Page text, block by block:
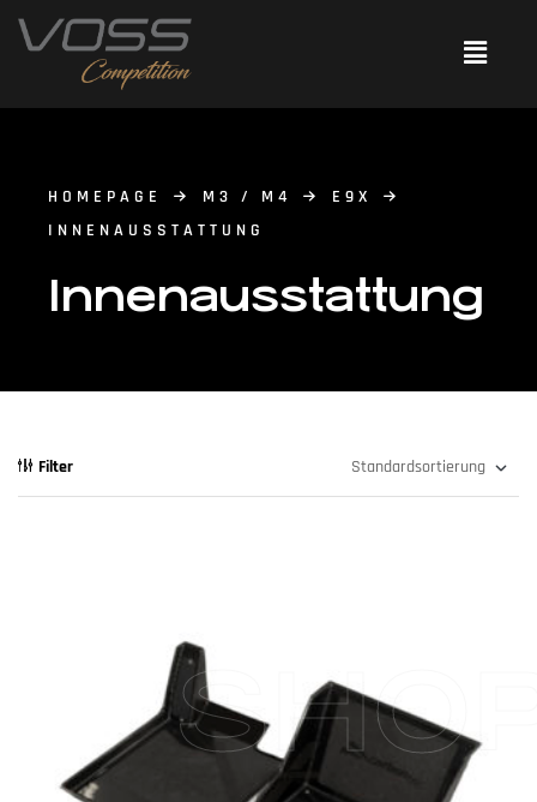
HOMEPAGE M3 / M4
E9X
INNENAUSSTATTUNG
Innenausstattung
Filter